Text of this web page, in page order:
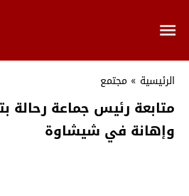
الرئيسية » مجتمع
متابعة رئيس جماعة رحالة
وإهانة في شيشاوة